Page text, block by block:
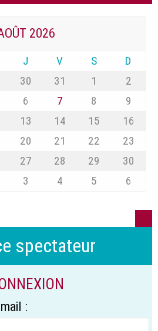
2026
J V S
D
30 31 1
2
6 7 8
9
13 14 15
16
20 21 22
23
27 28 29
30
3 4 5 6
spectateur
: